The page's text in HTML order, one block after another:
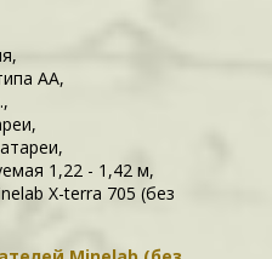
АА,
1,22 - 1,42 м,
X-terra 705 (без